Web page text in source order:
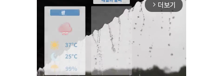
arrow_forward_ios 더보기